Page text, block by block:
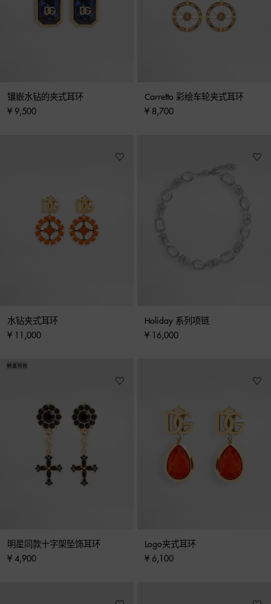
镶嵌水钻的夹式耳环
¥ 9,500
Carretto 彩绘车轮夹式耳环
¥ 8,700
水钻夹式耳环
¥ 11,000
Holiday 系列项链
¥ 16,000
明星同款十字架坠饰耳环
¥ 4,900
Logo夹式耳环
¥ 6,100